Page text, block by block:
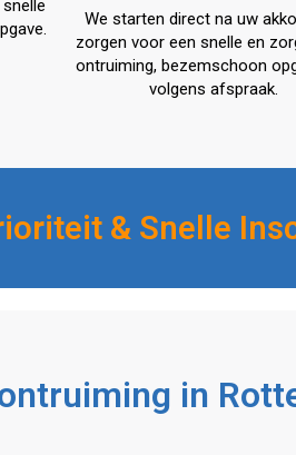
We starten direct na uw
zorgen voor een snelle en
ontruiming, bezemschoon
volgens afspraak.
& Snelle
in